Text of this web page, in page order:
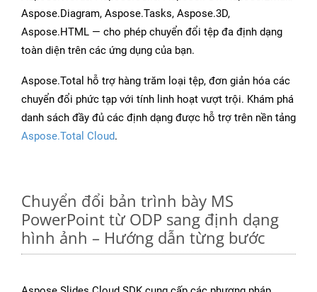
Aspose.Diagram, Aspose.Tasks, Aspose.3D,
Aspose.HTML — cho phép chuyển đổi tệp đa định dạng
toàn diện trên các ứng dụng của bạn.
Aspose.Total hỗ trợ hàng trăm loại tệp, đơn giản hóa các
chuyển đổi phức tạp với tính linh hoạt vượt trội. Khám phá
danh sách đầy đủ các định dạng được hỗ trợ trên nền tảng
Aspose.Total Cloud.
Chuyển đổi bản trình bày MS
PowerPoint từ ODP sang định dạng
hình ảnh – Hướng dẫn từng bước